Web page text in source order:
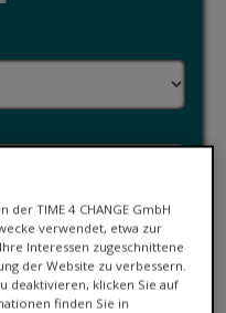
TIME 4 CHANGE GmbH
verwendet, etwa zur
Interessen zugeschnittene
der Website zu verbessern.
deaktivieren, klicken Sie auf
finden Sie in